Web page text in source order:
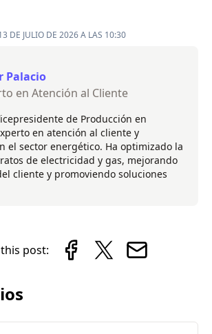
DE JULIO DE 2026 A LAS 10:30
Palacio
en Atención al Cliente
de Producción en
en atención al cliente y
el sector energético. Ha optimizado la
de electricidad y gas, mejorando
cliente y promoviendo soluciones
post: